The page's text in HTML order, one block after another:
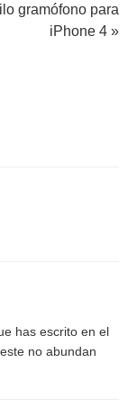
gramófono para
iPhone 4 »
has escrito en el
no abundan